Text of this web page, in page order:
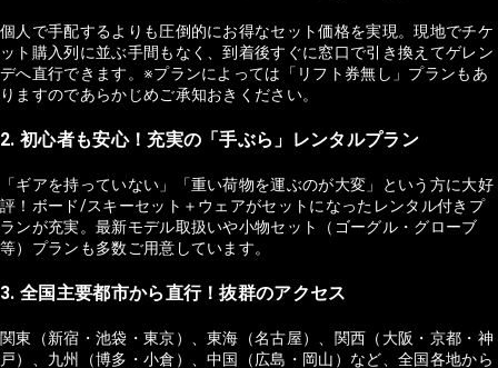
個人で手配するよりも圧倒的にお得なセット価格を実現。現地でチケ
ット購入列に並ぶ手間もなく、到着後すぐに窓口で引き換えてゲレン
デへ直行できます。※プランによっては「リフト券無し」プランもあ
りますのであらかじめご承知おきください。
2. 初心者も安心！充実の「手ぶら」レンタルプラン
「ギアを持っていない」「重い荷物を運ぶのが大変」という方に大好
評！ボード/スキーセット＋ウェアがセットになったレンタル付きプ
ランが充実。最新モデル取扱いや小物セット（ゴーグル・グローブ
等）プランも多数ご用意しています。
3. 全国主要都市から直行！抜群のアクセス
関東（新宿・池袋・東京）、東海（名古屋）、関西（大阪・京都・神
戸）、九州（博多・小倉）、中国（広島・岡山）など、全国各地から